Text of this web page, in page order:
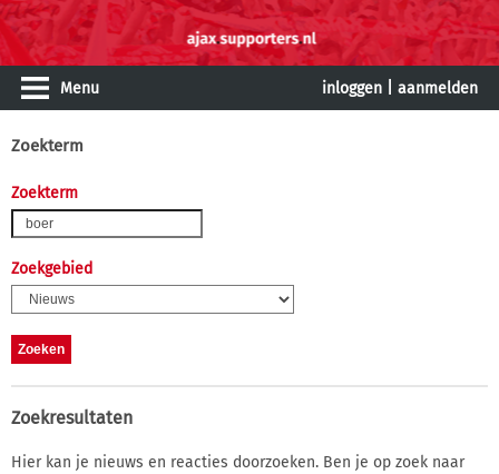
Menu inloggen aanmelden
Zoekterm
Zoekterm
Zoekgebied
Zoekresultaten
Hier kan je nieuws en reacties doorzoeken. Ben je op zoek naar